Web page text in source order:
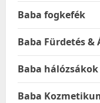
Baba fogkefék
Baba Fürdetés &
Baba hálózsákok
Baba